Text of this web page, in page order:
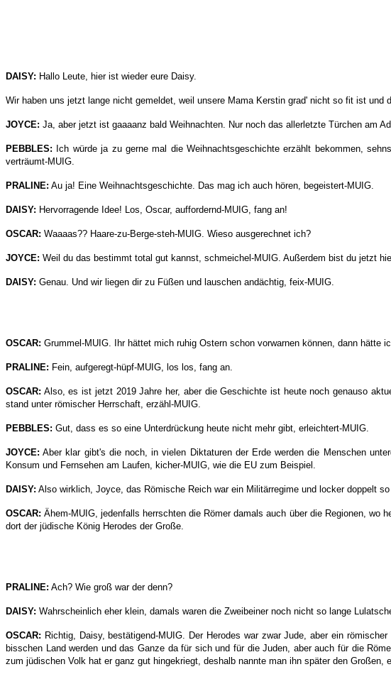
DAISY: Hallo Leute, hier ist wieder eure Daisy.
Wir haben uns jetzt lange nicht gemeldet, weil unsere Mama Kerstin grad' nicht so fit ist
JOYCE: Ja, aber jetzt ist gaaaanz bald Weihnachten. Nur noch das allerletzte Türchen am
PEBBLES: Ich würde ja zu gerne mal die Weihnachtsgeschichte erzählt bekommen,
verträumt-MUIG.
PRALINE: Au ja! Eine Weihnachtsgeschichte. Das mag ich auch hören, begeistert-MUIG.
DAISY: Hervorragende Idee! Los, Oscar, auffordernd-MUIG, fang an!
OSCAR: Waaaas?? Haare-zu-Berge-steh-MUIG. Wieso ausgerechnet ich?
JOYCE: Weil du das bestimmt total gut kannst, schmeichel-MUIG. Außerdem bist du jetzt
DAISY: Genau. Und wir liegen dir zu Füßen und lauschen andächtig, feix-MUIG.
OSCAR: Grummel-MUIG. Ihr hättet mich ruhig Ostern schon vorwarnen können, dann
PRALINE: Fein, aufgeregt-hüpf-MUIG, los los, fang an.
OSCAR: Also, es ist jetzt 2019 Jahre her, aber die Geschichte ist heute noch genauso
stand unter römischer Herrschaft, erzähl-MUIG.
PEBBLES: Gut, dass es so eine Unterdrückung heute nicht mehr gibt, erleichtert-MUIG.
JOYCE: Aber klar gibt's die noch, in vielen Diktaturen der Erde werden die Menschen
Konsum und Fernsehen am Laufen, kicher-MUIG, wie die EU zum Beispiel.
DAISY: Also wirklich, Joyce, das Römische Reich war ein Militärregime und locker doppelt
OSCAR: Ähem-MUIG, jedenfalls herrschten die Römer damals auch über die Regionen,
dort der jüdische König Herodes der Große.
PRALINE: Ach? Wie groß war der denn?
DAISY: Wahrscheinlich eher klein, damals waren die Zweibeiner noch nicht so lange
OSCAR: Richtig, Daisy, bestätigend-MUIG. Der Herodes war zwar Jude, aber ein
bisschen Land werden und das Ganze da für sich und für die Juden, aber auch für die
zum jüdischen Volk hat er ganz gut hingekriegt, deshalb nannte man ihn später den Großen,